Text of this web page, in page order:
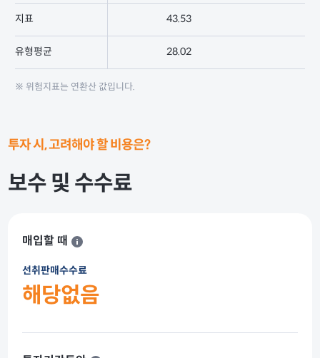
지표
유형평균
43.53
28.02
※ 위험지표는 연환산 값입니다.
투자 시, 고려해야 할 비용은?
보수 및 수수료
매입할 때
선취판매수수료
해당없음